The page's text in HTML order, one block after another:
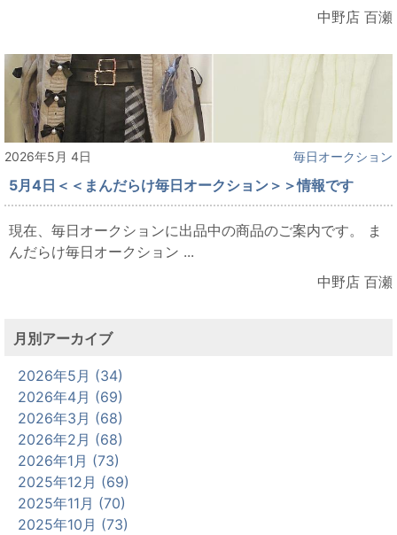
中野店 百瀬
2026年5月 4日 毎日オークション
5月4日＜＜まんだらけ毎日オークション＞＞情報です
現在、毎日オークションに出品中の商品のご案内です。 ま
んだらけ毎日オークション ...
中野店 百瀬
月別アーカイブ
2026年5月 (34)
2026年4月 (69)
2026年3月 (68)
2026年2月 (68)
2026年1月 (73)
2025年12月 (69)
2025年11月 (70)
2025年10月 (73)